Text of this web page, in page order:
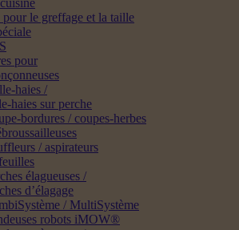
pour le greffage et la taille
pour
haies /
haies sur perche
bordures / coupes-herbes
/ aspirateurs
élagueuses /
d’élagage
/ MultiSystème
robots iMOW®